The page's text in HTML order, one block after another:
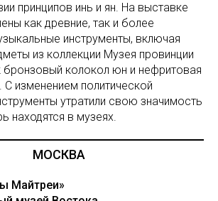
принципов инь и ян. На выставке
как древние, так и более
инструменты, включая
из коллекции Музея провинции
бронзовый колокол юн и нефритовая
С изменением политической
утратили свою значимость
находятся в музеях.
МОСКВА
Майтреи»